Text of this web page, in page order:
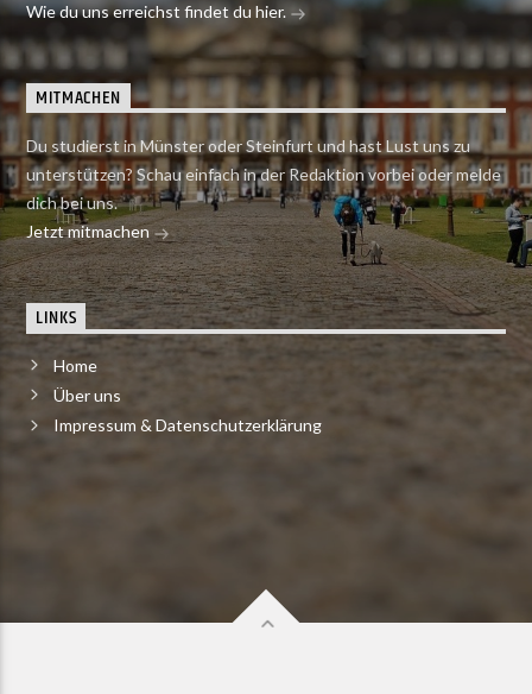
Wie du uns erreichst findet du hier.
MITMACHEN
Du studierst in Münster oder Steinfurt und hast Lust uns zu
unterstützen? Schau einfach in der Redaktion vorbei oder melde
dich bei uns.
Jetzt mitmachen
LINKS
Home
Über uns
Impressum & Datenschutzerklärung